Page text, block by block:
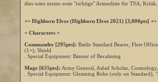
dies wäre meine erste "richtige" Armeeliste für T9A;
++ Highborn Elves (Highborn Elves 2021) [3,000pts] ++
+ Characters +
Commander [295pts]: Battle Standard Bearer, Fleet
(1+), Shield
. Special Equipment: Banner of Becalming
Mage [655pts]: Army General, Asfad Scholar,
. Special Equipment: Gleaming Robe (only on Standard),